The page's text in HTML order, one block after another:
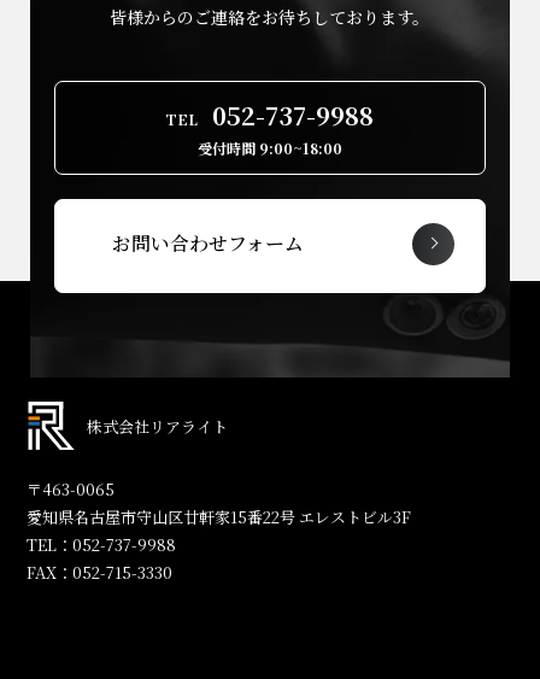
皆様からのご連絡をお待ちしております。
TEL 052-737-9988
受付時間 9:00~18:00
お問い合わせフォーム
株式会社リアライト
〒463-0065
愛知県名古屋市守山区廿軒家15番22号 エレストビル3F
TEL：052-737-9988
FAX：052-715-3330